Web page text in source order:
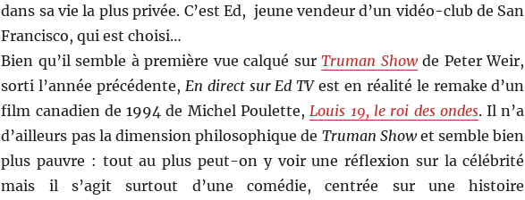
dans sa vie la plus privée. C’est Ed, jeune vendeur d’un vidéo-club de San
Francisco, qui est choisi…
Bien qu’il semble à première vue calqué surTruman Showde Peter Weir,
sorti l’année précédente, En direct sur Ed TVest en réalité le remake d’un
film canadien de 1994 de Michel Poulette, Louis 19, le roi des ondes. Il n’a
d’ailleurs pas la dimension philosophique de Truman Showet semble bien
plus pauvre : tout au plus peut-on y voir une réflexion sur la célébrité
mais il s’agit surtout d’une comédie, centrée sur une histoire